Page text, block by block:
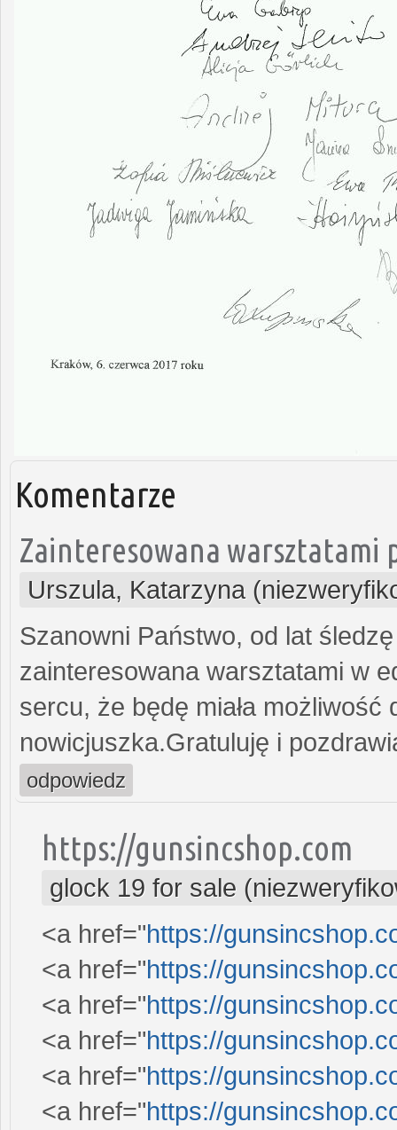
Komentarze
Zainteresowana warsztatami
Urszula, Katarzyna
Szanowni Państwo, od lat
zainteresowana warsztatami w
sercu, że będę miała możliwość
nowicjuszka.Gratuluję i
odpowiedz
https://gunsincshop.com
glock 19 for sale
<a href="https://
<a href="https://
<a href="https://
<a href="https://
<a href="https://
<a href="https://